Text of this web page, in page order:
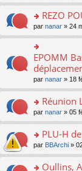
e
nt
pl
u
s
c
nt
o
lu
le
pl
u
s
ré
e
e
n
o
n
lu
le
pl
u
s
ré
e
e
s
a
e
n
o
n
pl
u
s
ré
e
er
le
m
e
s
s
a
g
e
n
o
lu
le
pl
u
s
o
n
s
ult
er
le
m
e
s
a
e
n
o
REZO
par nanar » 24
o
n
ult
er
le
m
e
s
a
g
e
EPOMM
par nanar » 18
o
n
ult
er
le
m
Réunion
par nanar » 05
o
n
PLU-H
par BBArchi »
Oullins,